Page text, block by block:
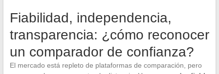
Fiabilidad, independencia,
transparencia: ¿cómo reconocer
un comparador de confianza?
El mercado está repleto de plataformas de comparación, pero